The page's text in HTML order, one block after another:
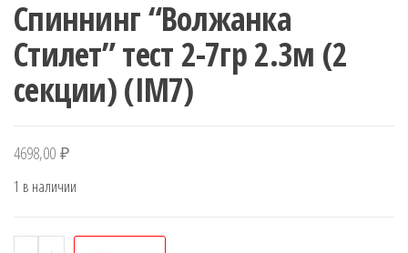
Спиннинг “Волжанка
Стилет” тест 2-7гр 2.3м (2
секции) (IM7)
4698,00 ₽
1 в наличии
Количество